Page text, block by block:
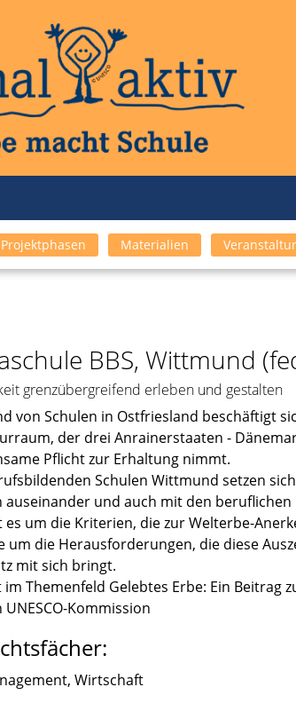
Projektphasen Materialien
BBS, Wittmund
grenzübergreifend erleben und gestalten
von Schulen in Ostfries­land beschäf­tigt
der drei Anrai­ner­staa­ten -
Pflicht zur Erhal­tung nimmt.
Schulen Wittmund setzen
ausein­an­der und auch mit den
es um die Krite­rien, die zur Welterbe-
um die Heraus­for­de­run­gen, die diese
mit sich bringt.
im Themen­feld Geleb­tes Erbe: Ein
Kommission
Wirtschaft